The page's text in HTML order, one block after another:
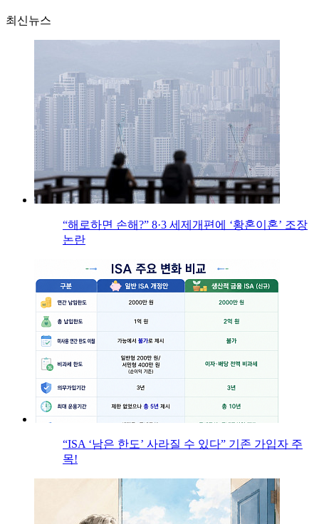
최신뉴스
“해로하면 손해?” 8·3 세제개편에 ‘황혼이혼’ 조장
논란
“ISA ‘남은 한도’ 사라질 수 있다” 기존 가입자 주
목!